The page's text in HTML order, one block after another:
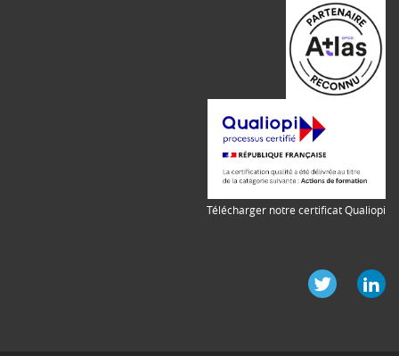
Télécharger notre certificat Qualiopi